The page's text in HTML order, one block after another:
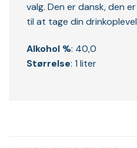
valg. Den er dansk, den
til at tage din
Alkohol %: 40,0
Størrelse: 1 liter